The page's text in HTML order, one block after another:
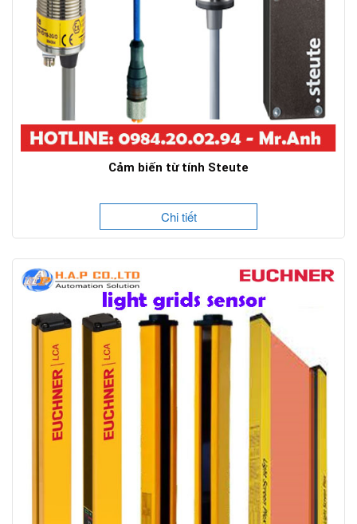
Cảm biến từ tính Steute
Chi tiết